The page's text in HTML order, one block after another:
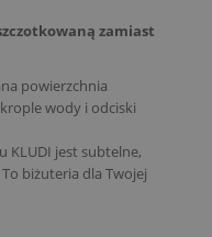
zamiast
powierzchnia
wody i odciski
KLUDI jest subtelne,
biżuteria dla Twojej